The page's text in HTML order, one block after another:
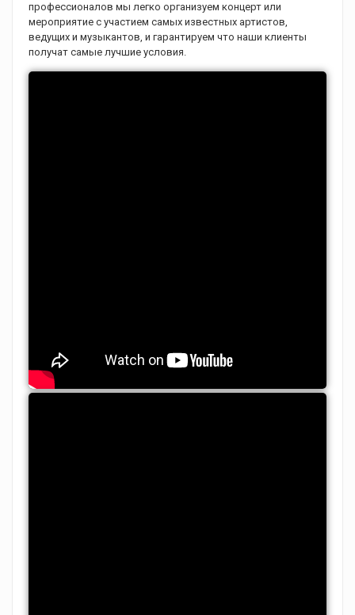
профессионалов мы легко организуем концерт или
мероприятие с участием самых известных артистов,
ведущих и музыкантов, и гарантируем что наши клиенты
получат самые лучшие условия.